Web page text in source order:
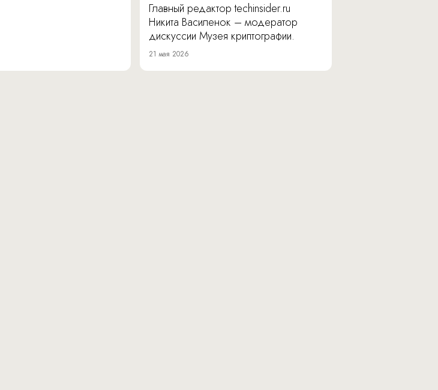
Главный редактор techinsider.ru
Никита Василенок – модератор
дискуссии Музея криптографии.
21 мая 2026